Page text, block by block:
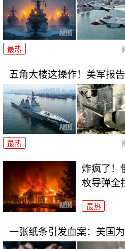
最热
五角大楼这操作！美军报
最热
炸疯了！
枚导弹全
最热
一张纸条引发血案：美国为